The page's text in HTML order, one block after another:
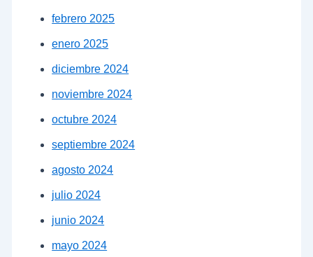
febrero 2025
enero 2025
diciembre 2024
noviembre 2024
octubre 2024
septiembre 2024
agosto 2024
julio 2024
junio 2024
mayo 2024